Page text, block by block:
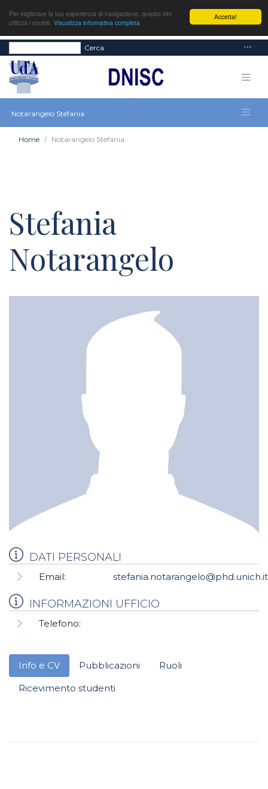
Accetta!
Per migliorare la tua esperienza di navigazione, questo sito
utilizza i cookie. Visualizza informativa completa
Cerca
Notarangelo Stefania
Home Notarangelo Stefania
Stefania
Notarangelo
DATI PERSONALI
Email: stefania.notarangelo@phd.unich.it
INFORMAZIONI UFFICIO
Telefono:
Info e CV Pubblicazioni
Ruoli
Ricevimento studenti